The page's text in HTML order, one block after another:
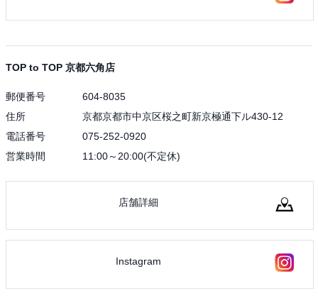
TOP to TOP 京都六角店
郵便番号
604-8035
住所
京都京都市中京区桜之町新京極通下ル430-12
電話番号
075-252-0920
営業時間
11:00～20:00(不定休)
店舗詳細
Instagram